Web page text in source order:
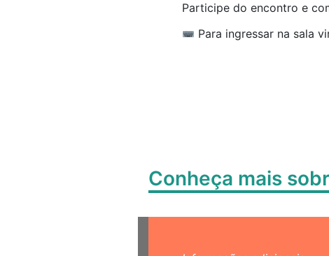
Participe do encontro e
Para ingressar na sala
Conheça mais